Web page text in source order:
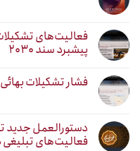
فعالیت‌های
پیشبرد سند ۲۰۳۰
فشار تشکیلات
دستورالعمل جدید
فعالیت‌های تبلیغی